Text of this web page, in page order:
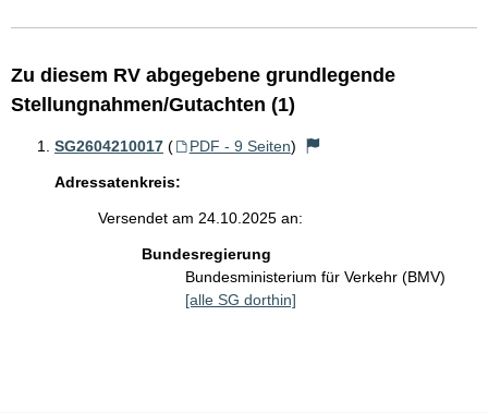
Zu diesem RV abgegebene grundlegende
Stellungnahmen/Gutachten (1)
SG2604210017 ( PDF - 9 Seiten)
Adressatenkreis:
Versendet am 24.10.2025 an:
Bundesregierung
Bundesministerium für Verkehr (BMV)
[alle SG dorthin]